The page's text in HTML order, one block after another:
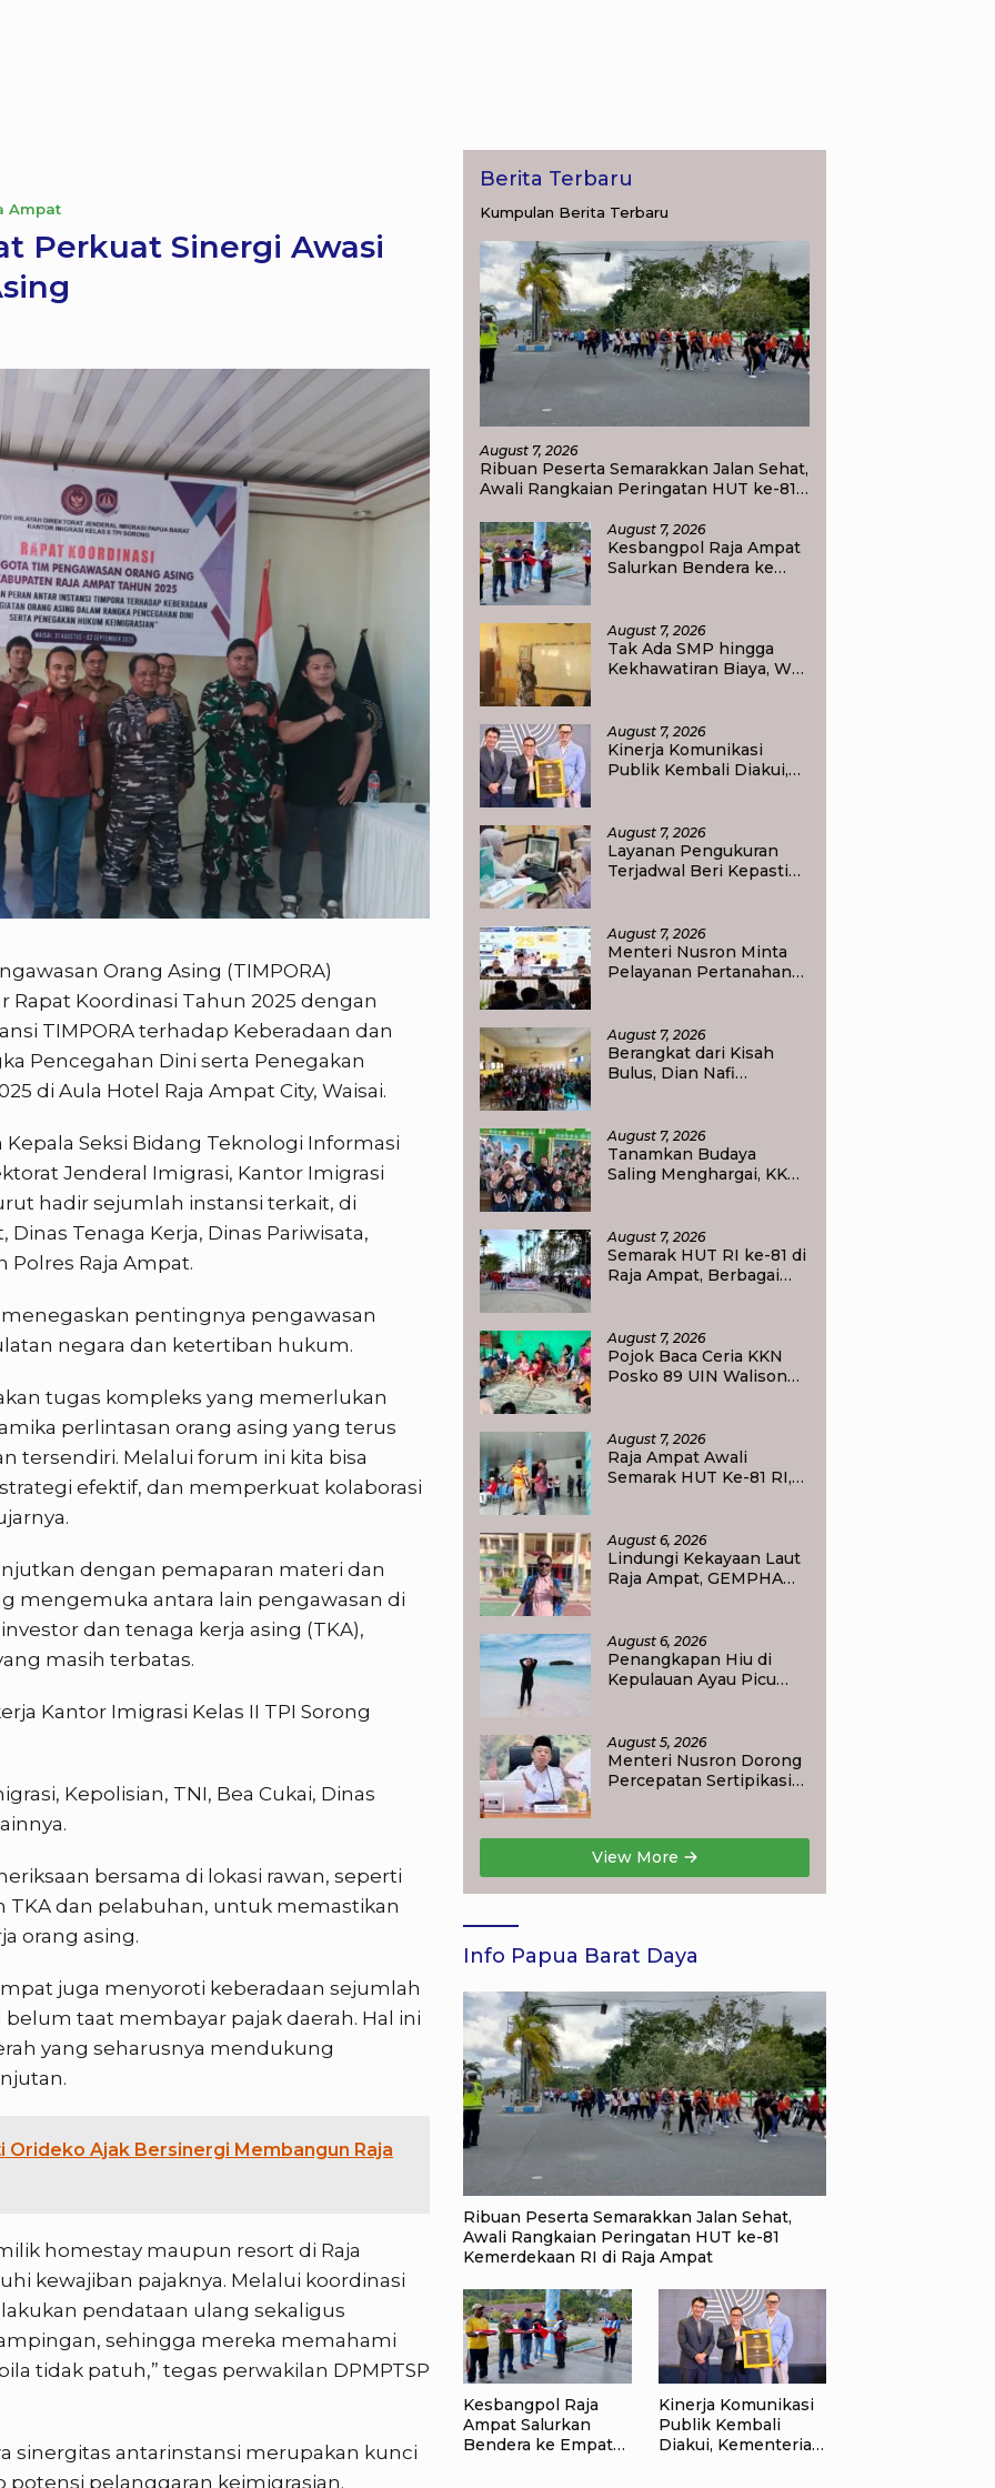
Ampat
Perkuat Sinergi Awasi
Orang Asing (TIMPORA)
Koordinasi Tahun 2025 dengan
TIMPORA terhadap Keberadaan dan
Pencegahan Dini serta Penegakan
di Aula Hotel Raja Ampat City, Waisai.
Seksi Bidang Teknologi Informasi
Jenderal Imigrasi, Kantor Imigrasi
hadir sejumlah instansi terkait, di
Tenaga Kerja, Dinas Pariwisata,
Polres Raja Ampat.
pentingnya pengawasan
negara dan ketertiban hukum.
tugas kompleks yang memerlukan
perlintasan orang asing yang terus
tersendiri. Melalui forum ini kita bisa
efektif, dan memperkuat kolaborasi
dengan pemaparan materi dan
mengemuka antara lain pengawasan di
dan tenaga kerja asing (TKA),
masih terbatas.
Kantor Imigrasi Kelas II TPI Sorong
Kepolisian, TNI, Bea Cukai, Dinas
bersama di lokasi rawan, seperti
dan pelabuhan, untuk memastikan
orang asing.
juga menyoroti keberadaan sejumlah
taat membayar pajak daerah. Hal ini
yang seharusnya mendukung
Orideko Ajak Bersinergi Membangun Raja
homestay maupun resort di Raja
kewajiban pajaknya. Melalui koordinasi
pendataan ulang sekaligus
sehingga mereka memahami
tidak patuh,” tegas perwakilan DPMPTSP
sinergitas antarinstansi merupakan kunci
pelanggaran keimigrasian.
Berita Terbaru
Kumpulan Berita Terbaru
August 7, 2026
Ribuan Peserta Semarakkan Jalan Sehat,
Awali Rangkaian Peringatan HUT ke-81
August 7, 2026
Kesbangpol Raja Ampat
Salurkan Bendera ke
August 7, 2026
Tak Ada SMP hingga
Kekhawatiran Biaya, Wali
pada Pendidikan Anak
August 7, 2026
Kinerja Komunikasi
Publik Kembali Diakui,
Government Institutions
Award 2026
August 7, 2026
Layanan Pengukuran
Terjadwal Beri Kepastian
Ukur Tanah
August 7, 2026
Menteri Nusron Minta
Pelayanan Pertanahan
August 7, 2026
Berangkat dari Kisah
Bulus, Dian Nafi
untuk Melanjutkan
Pendidikan
August 7, 2026
Tanamkan Budaya
Saling Menghargai, KKN
tentang Bahaya Bullying
August 7, 2026
Semarak HUT RI ke-81 di
Raja Ampat, Berbagai
August 7, 2026
Pojok Baca Ceria KKN
Posko 89 UIN Walisongo
Sukorejo
August 7, 2026
Raja Ampat Awali
Semarak HUT Ke-81 RI,
August 6, 2026
Lindungi Kekayaan Laut
Raja Ampat, GEMPHA
Barat Daya
August 6, 2026
Penangkapan Hiu di
Kepulauan Ayau Picu
Korbankan Masa Depan
Raja Ampat
August 5, 2026
Menteri Nusron Dorong
Percepatan Sertipikasi
bagi Masyarakat
View More
Info Papua Barat Daya
Ribuan Peserta Semarakkan Jalan Sehat,
Awali Rangkaian Peringatan HUT ke-81
Kemerdekaan RI di Raja Ampat
Kesbangpol Raja
Ampat Salurkan
Bendera ke Empat
Kinerja Komunikasi
Publik Kembali
Diakui, Kementerian